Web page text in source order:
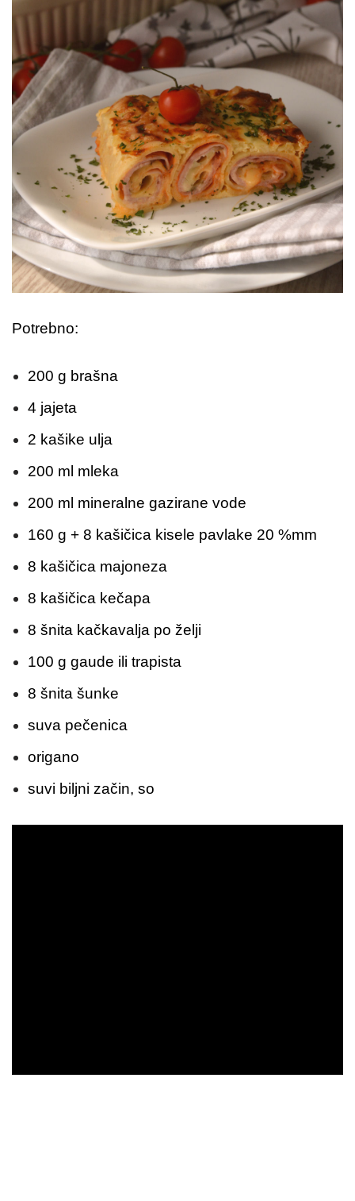
Potrebno:
200 g brašna
4 jajeta
2 kašike ulja
200 ml mleka
200 ml mineralne gazirane vode
160 g + 8 kašičica kisele pavlake 20 %mm
8 kašičica majoneza
8 kašičica kečapa
8 šnita kačkavalja po želji
100 g gaude ili trapista
8 šnita šunke
suva pečenica
origano
suvi biljni začin, so